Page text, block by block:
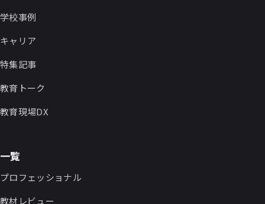
学校事例
キャリア
特集記事
教育トーク
教育現場DX
一覧
プロフェッショナル
教材レビュー